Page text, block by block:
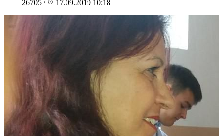
26705 / 17.09.2019 10:18